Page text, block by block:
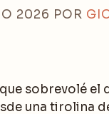
2026 POR
sobrevolé el
una tirolina